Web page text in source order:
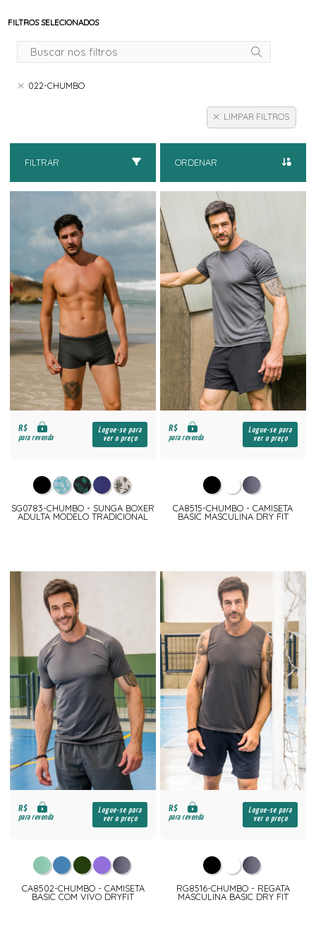
FILTROS SELECIONADOS
022-CHUMBO
LIMPAR FILTROS
FILTRAR ORDENAR
R$
para revenda
Logue-se para
ver o preço
SG0783-CHUMBO - SUNGA BOXER
ADULTA MODELO TRADICIONAL
R$
para revenda
Logue-se para
ver o preço
CA8515-CHUMBO - CAMISETA
BASIC MASCULINA DRY FIT
R$
para revenda
Logue-se para
ver o preço
CA8502-CHUMBO - CAMISETA
BASIC COM VIVO DRYFIT
R$
para revenda
Logue-se para
ver o preço
RG8516-CHUMBO - REGATA
MASCULINA BASIC DRY FIT